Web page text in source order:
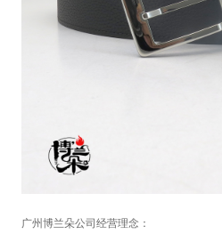
广州博兰朵公司经营理念：